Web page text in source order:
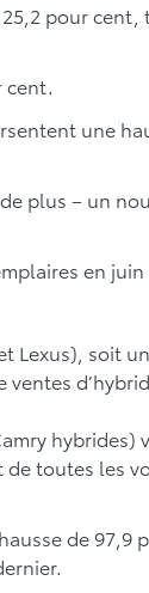
25,2 pour
cent.
une
plus – un
en
Lexus), soit
toutes les
de 97,9